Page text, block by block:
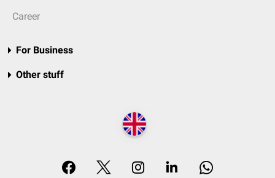
Career
For Business
Other stuff